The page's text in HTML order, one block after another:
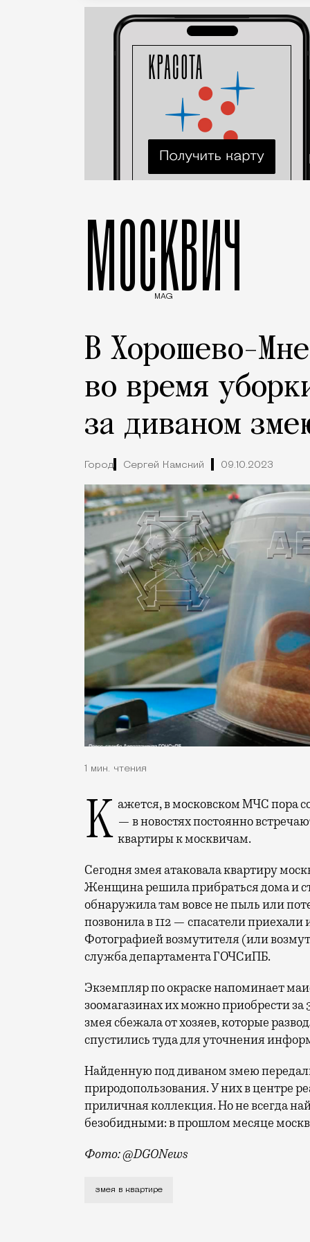
МОСКВИЧ
MAG
В Хорошево-
во время
за диваном
Город Сергей Камский 09.10.2023
1 мин. чтения
Кажется, в московском МЧС пора создать специальный отряд с укротителями змей — в новостях постоянно
квартиры к москвичам.
Сегодня змея атаковала квартиру
Женщина решила прибраться дома и
обнаружила там вовсе не пыль или
позвонила в 112 — спасатели
Фотографией возмутителя (или
служба департамента ГОЧСиПБ.
Экземпляр по окраске напоминает
зоомагазинах их можно приобрести
змея сбежала от хозяев, которые
спустились туда для уточнения
Найденную под диваном змею
природопользования. У них в центре
приличная коллекция. Но не всегда
безобидными: в прошлом месяце
Фото: @DGONews
Кажется, в московском МЧС пора
змея в квартире